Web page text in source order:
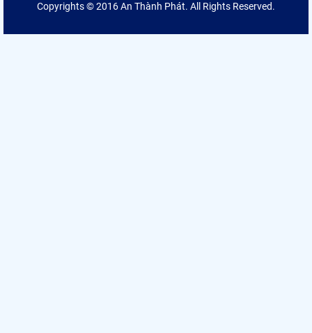
Copyrights © 2016 An Thành Phát. All Rights Reserved.